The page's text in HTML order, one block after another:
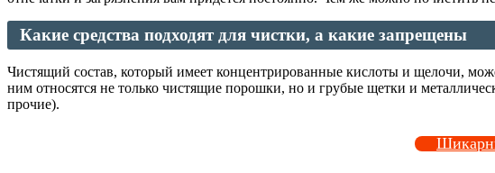
Какие средства подходят для чистки, а какие запрещены
Чистящий состав, который имеет концентрированные кислоты и щелочи,
ним относятся не только чистящие порошки, но и грубые щетки и
прочие).